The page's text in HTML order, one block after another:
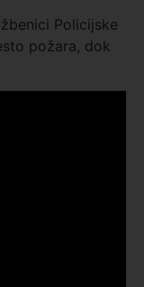
Policijske
požara, dok